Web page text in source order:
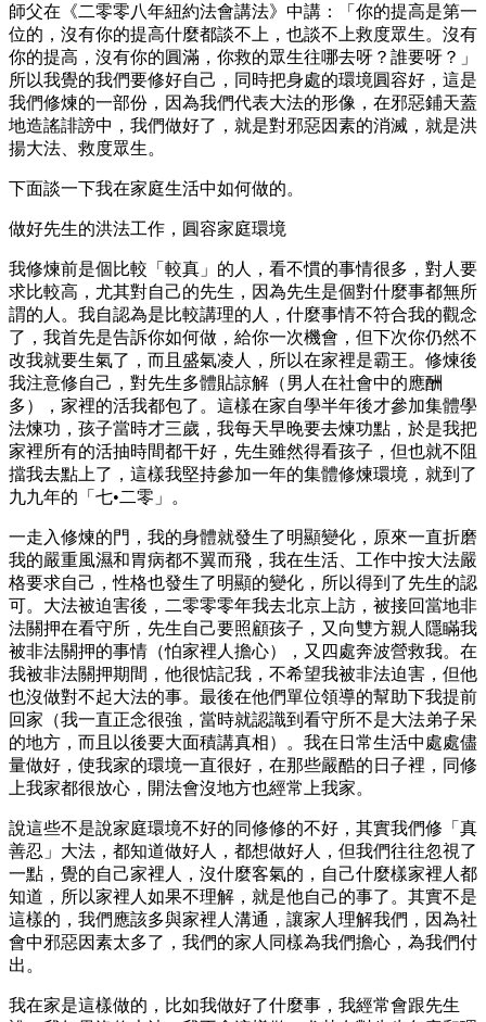
師父在《二零零八年紐約法會講法》中講：「你的提高是第一
位的，沒有你的提高什麼都談不上，也談不上救度眾生。沒有
你的提高，沒有你的圓滿，你救的眾生往哪去呀？誰要呀？」
所以我覺的我們要修好自己，同時把身處的環境圓容好，這是
我們修煉的一部份，因為我們代表大法的形像，在邪惡鋪天蓋
地造謠誹謗中，我們做好了，就是對邪惡因素的消滅，就是洪
揚大法、救度眾生。
下面談一下我在家庭生活中如何做的。
做好先生的洪法工作，圓容家庭環境
我修煉前是個比較「較真」的人，看不慣的事情很多，對人要
求比較高，尤其對自己的先生，因為先生是個對什麼事都無所
謂的人。我自認為是比較講理的人，什麼事情不符合我的觀念
了，我首先是告訴你如何做，給你一次機會，但下次你仍然不
改我就要生氣了，而且盛氣凌人，所以在家裡是霸王。修煉後
我注意修自己，對先生多體貼諒解（男人在社會中的應酬
多），家裡的活我都包了。這樣在家自學半年後才參加集體學
法煉功，孩子當時才三歲，我每天早晚要去煉功點，於是我把
家裡所有的活抽時間都干好，先生雖然得看孩子，但也就不阻
擋我去點上了，這樣我堅持參加一年的集體修煉環境，就到了
九九年的「七•二零」。
一走入修煉的門，我的身體就發生了明顯變化，原來一直折磨
我的嚴重風濕和胃病都不翼而飛，我在生活、工作中按大法嚴
格要求自己，性格也發生了明顯的變化，所以得到了先生的認
可。大法被迫害後，二零零零年我去北京上訪，被接回當地非
法關押在看守所，先生自己要照顧孩子，又向雙方親人隱瞞我
被非法關押的事情（怕家裡人擔心），又四處奔波營救我。在
我被非法關押期間，他很惦記我，不希望我被非法迫害，但他
也沒做對不起大法的事。最後在他們單位領導的幫助下我提前
回家（我一直正念很強，當時就認識到看守所不是大法弟子呆
的地方，而且以後要大面積講真相）。我在日常生活中處處儘
量做好，使我家的環境一直很好，在那些嚴酷的日子裡，同修
上我家都很放心，開法會沒地方也經常上我家。
說這些不是說家庭環境不好的同修修的不好，其實我們修「真
善忍」大法，都知道做好人，都想做好人，但我們往往忽視了
一點，覺的自己家裡人，沒什麼客氣的，自己什麼樣家裡人都
知道，所以家裡人如果不理解，就是他自己的事了。其實不是
這樣的，我們應該多與家裡人溝通，讓家人理解我們，因為社
會中邪惡因素太多了，我們的家人同樣為我們擔心，為我們付
出。
我在家是這樣做的，比如我做好了什麼事，我經常會跟先生